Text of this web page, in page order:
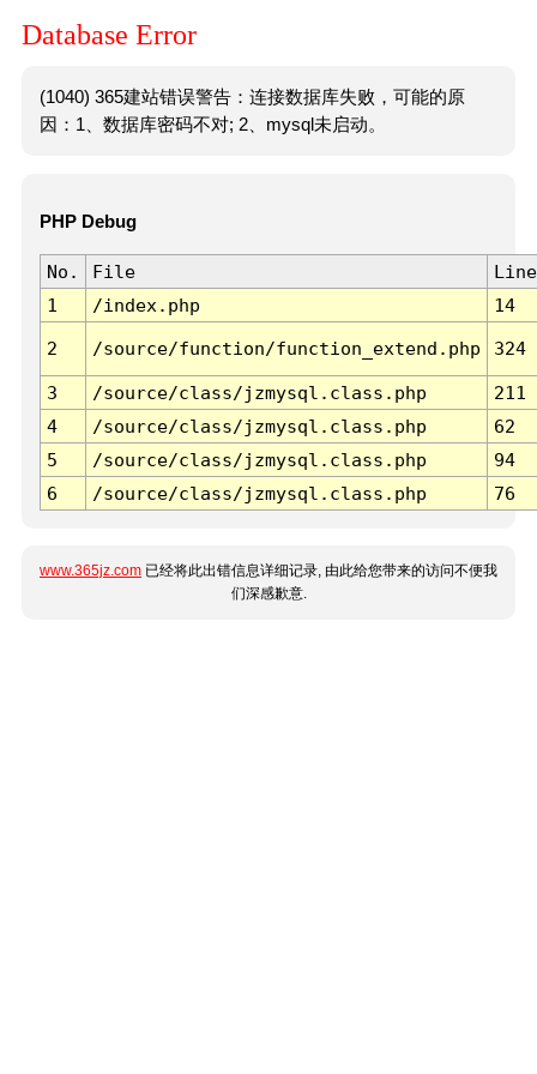
Database Error
(1040) 365建站错误警告：连接数据库失败，可能的原
因：1、数据库密码不对; 2、mysql未启动。
PHP Debug
No. File
Line
1
/index.php 14
2 /source/function/function_extend.php 324
3 /source/class/jzmysql.class.php
211
4
/source/class/jzmysql.class.php
62
5
/source/class/jzmysql.class.php
94
6
/source/class/jzmysql.class.php 76
www.365jz.com 已经将此出错信息详细记录, 由此给您带来的访问不便我
们深感歉意.